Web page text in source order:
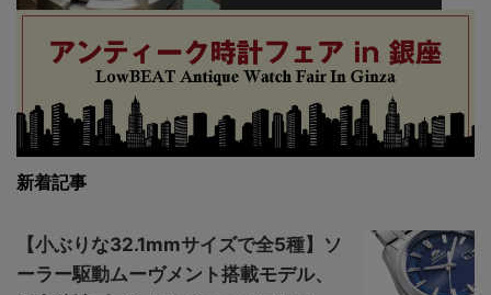
新着記事
【小ぶりな32.1mmサイズで全5種】ソ
ーラー駆動ムーヴメント搭載モデル、